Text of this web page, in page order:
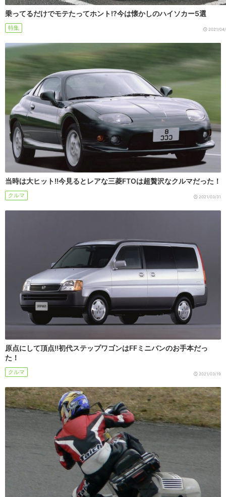
乗ってるだけでモテたってホント!?今は懐かしのハイソカー5選
特集 2021/
当時は大ヒット!!今見るとレアな三菱FTOは超贅沢なクルマだった！
クルマ 2021/03/31
原点にして頂点!!初代ステップワゴンはFFミニバンのお手本だっ
た！
クルマ 2021/03/19